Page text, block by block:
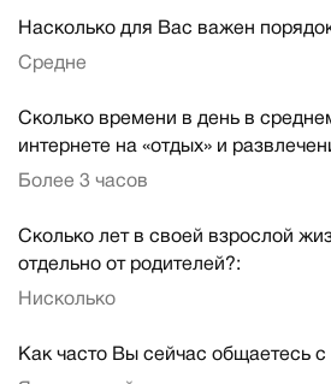
Насколько для Вас важен
Средне
Сколько времени в день в
интернете на «отдых» и
Более 3 часов
Сколько лет в своей взрослой
отдельно от родителей?:
Нисколько
Как часто Вы сейчас общаетесь